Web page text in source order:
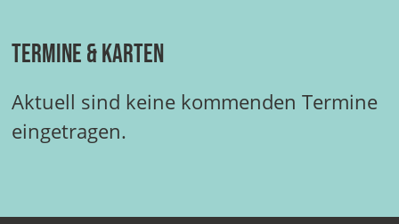
Termine & Karten
Aktuell sind keine kommenden Termine
eingetragen.